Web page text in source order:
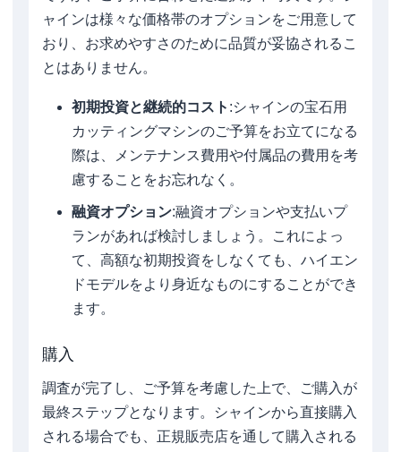
ャインは様々な価格帯のオプションをご用意して
おり、お求めやすさのために品質が妥協されるこ
とはありません。
初期投資と継続的コスト :シャインの宝石用
カッティングマシンのご予算をお立てになる
際は、メンテナンス費用や付属品の費用を考
慮することをお忘れなく。
融資オプション:融資オプションや支払いプ
ランがあれば検討しましょう。これによっ
て、高額な初期投資をしなくても、ハイエン
ドモデルをより身近なものにすることができ
ます。
購入
調査が完了し、ご予算を考慮した上で、ご購入が
最終ステップとなります。シャインから直接購入
される場合でも、正規販売店を通して購入される